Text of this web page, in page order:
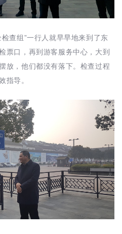
查组”一行人就早早地来到了东
票口，再到游客服务中心，大到
放，他们都没有落下。检查过程
指导。